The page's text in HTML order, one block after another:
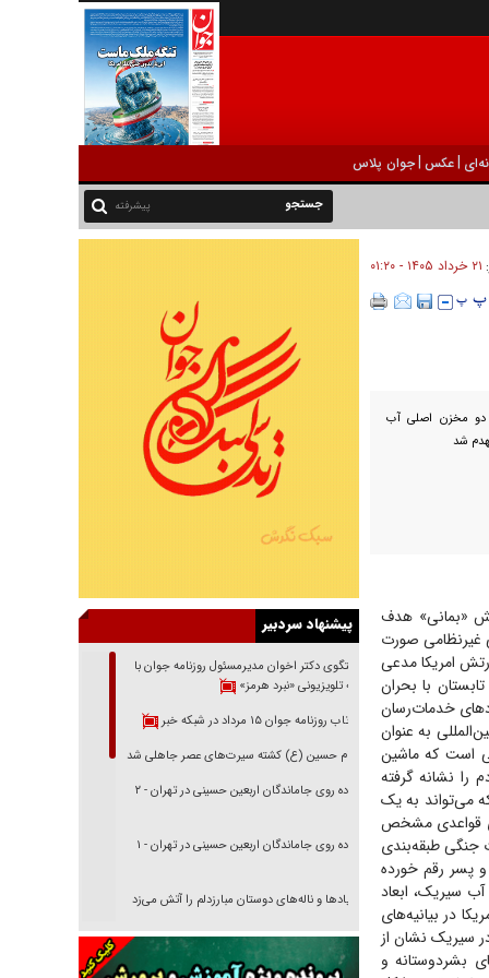
|عکس |جوان پلاس
پیشرفته
۲۱ خرداد ۱۴۰۵ - ۰۱:۲۰
دو مخزن اصلی آب
شد
«بمانی» هدف
غیرنظامی صورت
در حالی که ارتش امریکا مدعی
تابستان با بحران
خدمات‌رسان
به عنوان
است که ماشین
را نشانه گرفته
می‌تواند به یک
قواعدی مشخص
جنگی طبقه‌بندی
پسر رقم خورده
سیریک، ابعاد
در بیانیه‌های
سیریک نشان از
بشردوستانه و
پیشنهاد سردبیر
گفتگوی دکتر اخوان مدیرمسئول روزنامه جوان با
برنامه تلویزیونی «نبرد هرمز»
بازتاب روزنامه جوان ۱۵ مرداد در شبکه خبر
امام حسین (ع) کشته سیرت‌های عصر جاهلی شد
پیاده روی جاماندگان اربعین حسینی در تهران - ۲
پیاده روی جاماندگان اربعین حسینی در تهران - ۱
فریاد‌ها و ناله‌های دوستان مبارزدلم را آتش می‌زد
تغییر رویه دشمن در ترور از شیخ فضل‌الله تا مصباح